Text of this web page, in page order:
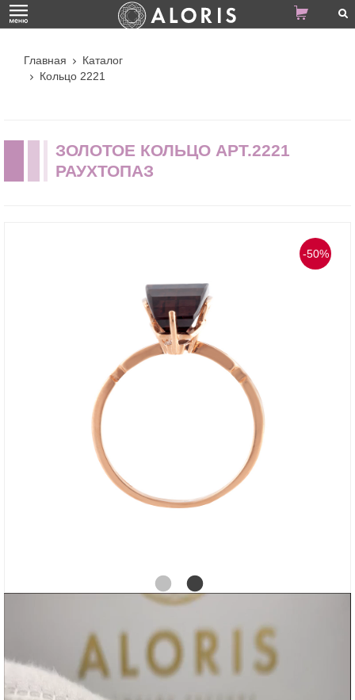
Главная
Каталог
Кольцо 2221
ЗОЛОТОЕ КОЛЬЦО АРТ.2221
РАУХТОПАЗ
-50%